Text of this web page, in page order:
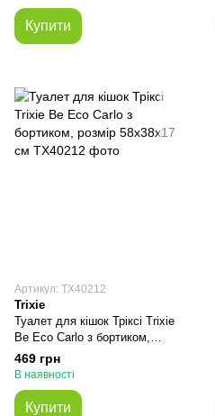
Купити
Артикул: TX40212
Trixie
Туалет для кішок Тріксі Trixie
Be Eco Carlo з бортиком,
розмір 58x38x17 см
469 грн
В наявності
Купити